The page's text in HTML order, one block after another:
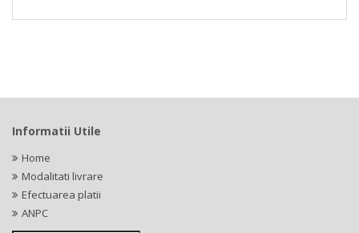
Informatii Utile
Home
Modalitati livrare
Efectuarea platii
ANPC